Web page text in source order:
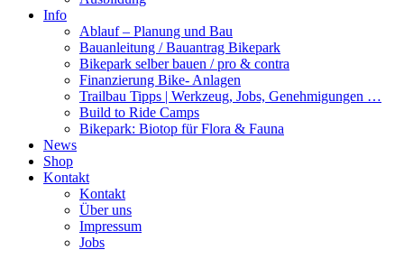
Info
Ablauf – Planung und Bau
Bauanleitung / Bauantrag Bikepark
Bikepark selber bauen / pro & contra
Finanzierung Bike- Anlagen
Trailbau Tipps | Werkzeug, Jobs, Genehmigungen …
Build to Ride Camps
Bikepark: Biotop für Flora & Fauna
News
Shop
Kontakt
Kontakt
Über uns
Impressum
Jobs